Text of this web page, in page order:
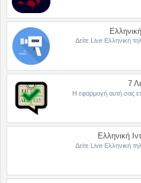
Δείτε Live Ελληνική
7
Η εφαρμογή αυτή σας
Ελληνική
Δείτε Live Ελληνική